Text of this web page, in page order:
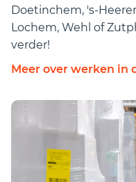
Doetinchem, 's-
Lochem, Wehl of
verder!
Meer over werken in